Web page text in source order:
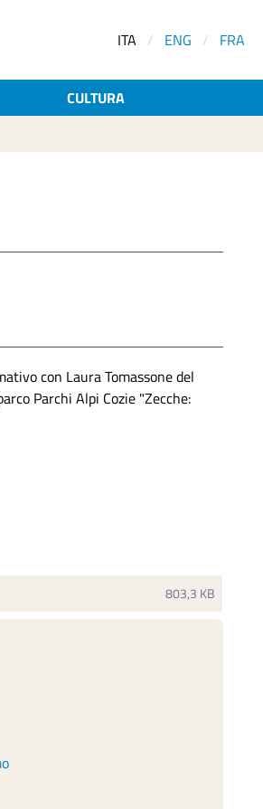
ITA / ENG / FRA
CULTURA
con Laura Tomassone del
Parchi Alpi Cozie "Zecche:
803,3 KB